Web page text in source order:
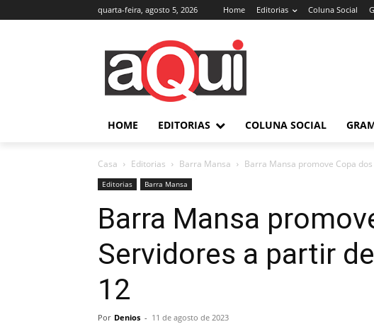
quarta-feira, agosto 5, 2026 Home Editorias Coluna Social
HOME EDITORIAS COLUNA SOCIAL
Casa Editorias Barra Mansa Barra Mansa promove Copa
Editorias Barra Mansa
Barra Mansa
Servidores a partir
12
Por Denios - 11 de agosto de 2023